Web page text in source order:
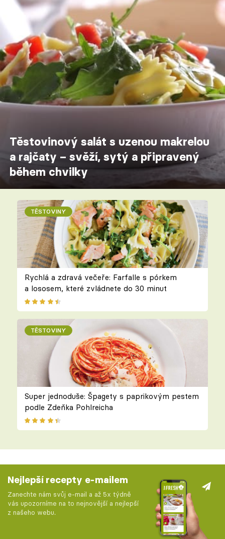
Těstovinový salát s uzenou makrelou
a rajčaty – svěží, sytý a připravený
během chvilky
TĚSTOVINY
Rychlá a zdravá večeře: Farfalle s pórkem
a lososem, které zvládnete do 30 minut
TĚSTOVINY
Super jednoduše: Špagety s paprikovým pestem
podle Zdeňka Pohlreicha
Nejlepší recepty e-mailem
Zanechte nám svůj e-mail a až 5x týdně
vás upozorníme na to nejnovější a nejlepší
z našeho webu.